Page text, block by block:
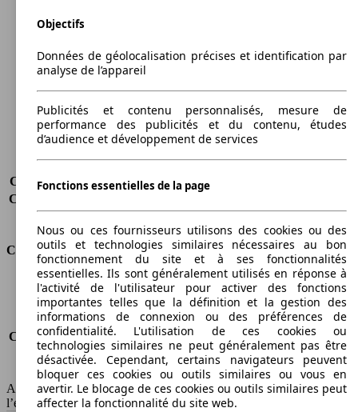
Longueur
Largeur
1727 mm
Empattement
Poids maximum
1600 kg
Charge maximale
360 kg
Portes
3
Sièges
4
Charge sur toit
-
Capacité de remorquage (sans freins)
Capacité de remorquage (avec freins)
Consommation
Émissions de CO2*
116 g/km (komb.)
Consommation (ville)
6.2 l/100km
Consommation (route)
4.4 l/100km
Consommation (combinée)* 5.0 l/100km
Classe d'émissions
Euro 6d
Capacité du réservoir
40 l
AutoScout24 Belgium SA décline toute responsabilité concernant
l’exactitude des informations fournies
Objectifs
Données de géolocalisation précises et identification par
analyse de l’appareil
Publicités et contenu personnalisés, mesure de
performance des publicités et du contenu, études
d’audience et développement de services
Fonctions essentielles de la page
Nous ou ces fournisseurs utilisons des cookies ou des
outils et technologies similaires nécessaires au bon
fonctionnement du site et à ses fonctionnalités
essentielles. Ils sont généralement utilisés en réponse à
l'activité de l'utilisateur pour activer des fonctions
importantes telles que la définition et la gestion des
informations de connexion ou des préférences de
confidentialité. L'utilisation de ces cookies ou
technologies similaires ne peut généralement pas être
désactivée. Cependant, certains navigateurs peuvent
bloquer ces cookies ou outils similaires ou vous en
avertir. Le blocage de ces cookies ou outils similaires peut
affecter la fonctionnalité du site web.